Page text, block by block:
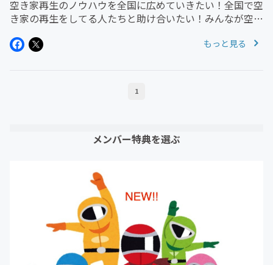
空き家再生のノウハウを全国に広めていきたい！全国で空
き家の再生をしてる人たちと助け合いたい！みんなが空き
2020年5月1日に立ち上げたオンラインコミュニティです
もっと見る
1
メンバー特典を選ぶ